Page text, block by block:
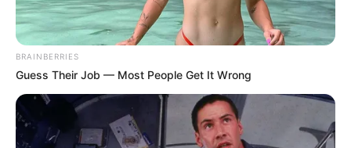
Das Wissen, das die Bauern schon seit Jahrtausenden
bei der Tier- und Pflanzenzucht anwenden, hatte
Charles Darwin 1858 der universitären Welt gelehrt. Die
mussten die Abstammungslehre ja endlich auch mal
lernen.
BRAINBERRIES
Guess Their Job — Most People Get It Wrong